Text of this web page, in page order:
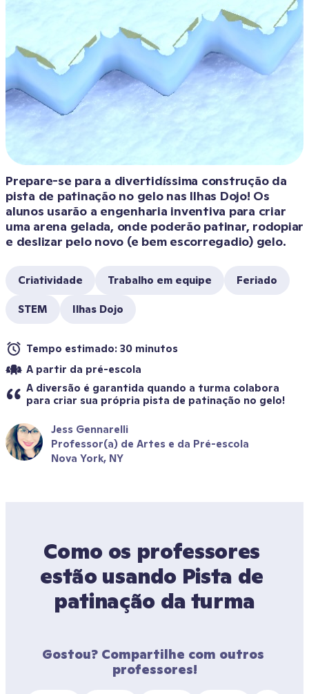
Prepare-se para a divertidíssima construção da
pista de patinação no gelo nas Ilhas Dojo! Os
alunos usarão a engenharia inventiva para criar
uma arena gelada, onde poderão patinar, rodopiar
e deslizar pelo novo (e bem escorregadio) gelo.
Criatividade Trabalho em equipe Feriado
STEM Ilhas Dojo
Tempo estimado: 30 minutos
A partir da pré-escola
A diversão é garantida quando a turma colabora
para criar sua própria pista de patinação no gelo!
Jess Gennarelli
Professor(a) de Artes e da Pré-escola
Nova York, NY
Como os professores
estão usando Pista de
patinação da turma
Gostou? Compartilhe com outros
professores!